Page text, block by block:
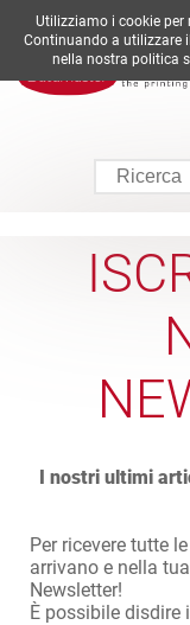
I nostri ultimi
Per ricevere tutte
arrivano e nella
Newsletter!
È possibile disdire
Utilizziamo i cookie per
Continuando a utilizzare
nella nostra